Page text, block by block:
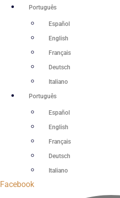
conteúdo
Português
Español
English
Français
Deutsch
Italiano
Português
Español
English
Français
Deutsch
Italiano
Facebook